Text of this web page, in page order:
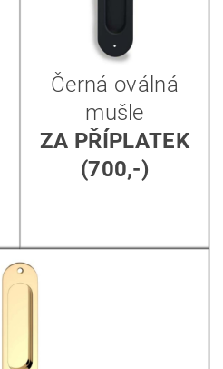
Černá oválná
mušle
ZA PŘÍPLATEK
(700,-)